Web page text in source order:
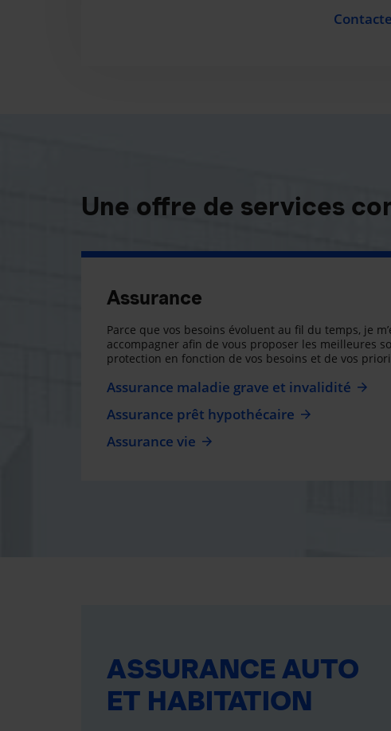
Une offre de services
Assurance
Parce que vos besoins évoluent au fil du temps, je
accompagner afin de vous proposer les meilleures
protection en fonction de vos besoins et de vos
Assurance maladie grave et invalidité
Assurance prêt hypothécaire
Assurance vie
ASSURANCE AUTO
ET HABITATION